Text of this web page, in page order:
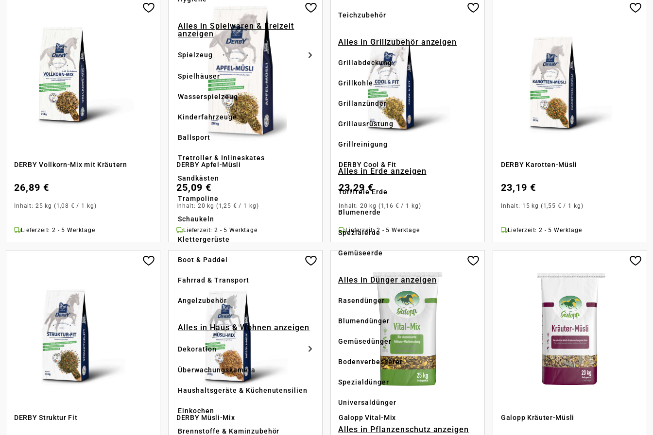
Alles in Spielwaren & Freizeit
anzeigen
Spielzeug
Spielhäuser
Wasserspielzeug
Kinderfahrzeuge
Ballsport
Tretroller & Inlineskates
Sandkästen
Trampoline
Schaukeln
Klettergerüste
Boot & Paddel
Fahrrad & Transport
Angelzubehör
Alles in Haus & Wohnen anzeigen
Dekoration
Überwachungskamera
Haushaltsgeräte & Küchenutensilien
Einkochen
Brennstoffe & Kaminzubehör
Teichzubehör
Alles in Grillzubehör anzeigen
Grillabdeckung
Grillkohle
Grillanzünder
Grillausrüstung
Grillreinigung
Alles in Erde anzeigen
Torffreie Erde
Blumenerde
Spezialerde
Gemüseerde
Alles in Dünger anzeigen
Rasendünger
Blumendünger
Gemüsedünger
Bodenverbesserer
Spezialdünger
Universaldünger
Alles in Pflanzenschutz anzeigen
DERBY Vollkorn-Mix mit Kräutern
26,89 €
Inhalt: 25 kg (1,08 € / 1 kg)
Lieferzeit: 2 - 5 Werktage
DERBY Apfel-Müsli
25,09 €
Inhalt: 20 kg (1,25 € / 1 kg)
Lieferzeit: 2 - 5 Werktage
DERBY Cool & Fit
23,29 €
Inhalt: 20 kg (1,16 € / 1 kg)
Lieferzeit: 2 - 5 Werktage
DERBY Karotten-Müsli
23,19 €
Inhalt: 15 kg (1,55 € / 1 kg)
Lieferzeit: 2 - 5 Werktage
DERBY Struktur Fit DERBY Müsli-Mix Galopp Vital-Mix Galopp Kräuter-Müsli